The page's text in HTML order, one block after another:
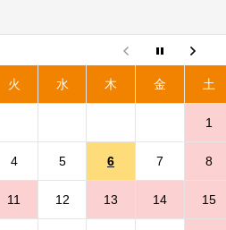
火 水 木 金 土
1
4 5 6 7 8
11 12 13 14 15